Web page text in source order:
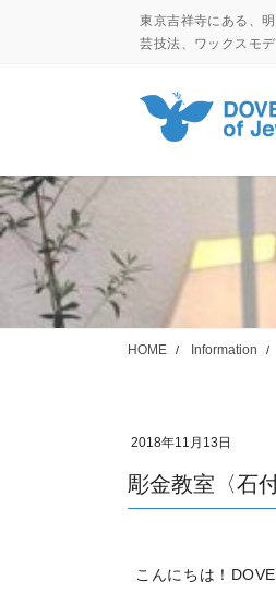
動
に
移
東京吉祥寺にある、
芸技法、ワックスモ
HOME Information
2018年11月13日
彫金教室〈石
こんにちは！